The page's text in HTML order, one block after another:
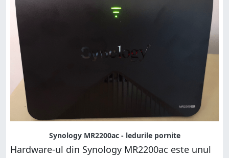
Synology MR2200ac - ledurile pornite
Hardware-ul din Synology MR2200ac este unul